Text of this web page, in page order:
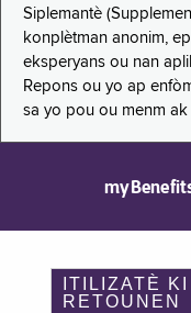
Siplemantè
konplètman anonim,
eksperyans ou nan
Repons ou yo ap
sa yo pou ou menm
ITILIZATÈ KI
RETOUNEN